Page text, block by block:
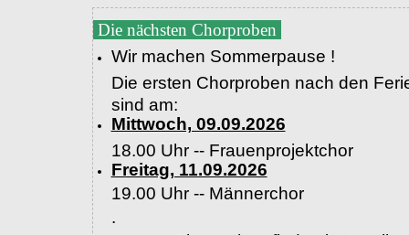
Die nächsten Chorproben
Wir machen Sommerpause !
Die ersten Chorproben nach den
sind am:
Mittwoch, 09.09.2026
18.00 Uhr -- Frauenprojektchor
Freitag, 11.09.2026
19.00 Uhr -- Männerchor
.